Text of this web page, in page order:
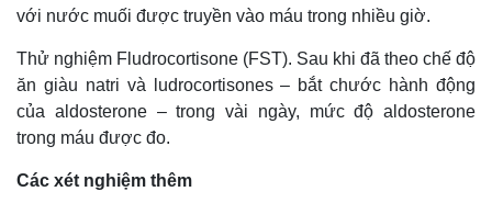
với nước muối được truyền vào máu trong nhiều giờ.
Thử nghiệm Fludrocortisone (FST). Sau khi đã theo chế độ
ăn giàu natri và ludrocortisones – bắt chước hành động
của aldosterone – trong vài ngày, mức độ aldosterone
trong máu được đo.
Các xét nghiệm thêm